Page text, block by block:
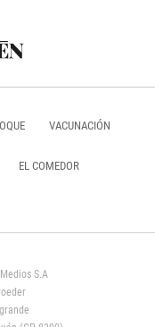
VACUNACIÓN
EL COMEDOR
S.A